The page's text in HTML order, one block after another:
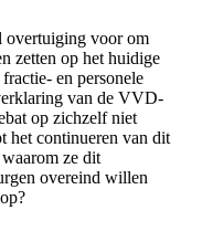
overtuiging voor om
zetten op het huidige
en personele
van de VVD-
op zichzelf niet
het continueren van dit
ze dit
overeind willen